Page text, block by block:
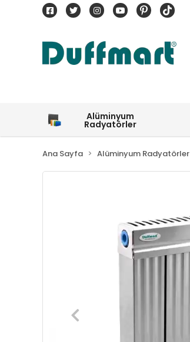
Alüminyum
Radyatörler
Ana Sayfa Alüminyum Radyatörler